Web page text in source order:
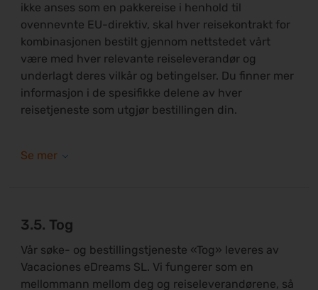
ikke anses som en pakkereise i henhold til
ovennevnte EU-direktiv, skal hver reisekontrakt for
kombinasjonen bestilt gjennom nettstedet vårt
være med hver relevante reiseleverandør og
underlagt deres vilkår og betingelser. Du finner mer
informasjon i de spesifikke delene av hver
reisetjeneste som utgjør bestillingen din.
3.5. Tog
Vår søke- og bestillingstjeneste «Tog» leveres av
Vacaciones eDreams SL. Vi fungerer som en
mellommann mellom deg og reiseleverandørene, så